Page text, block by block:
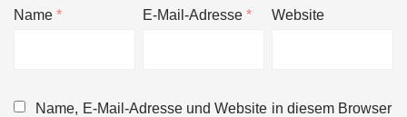
Name* E-Mail-Adresse* Website
Name, E-Mail-Adresse und Website in diesem Browser